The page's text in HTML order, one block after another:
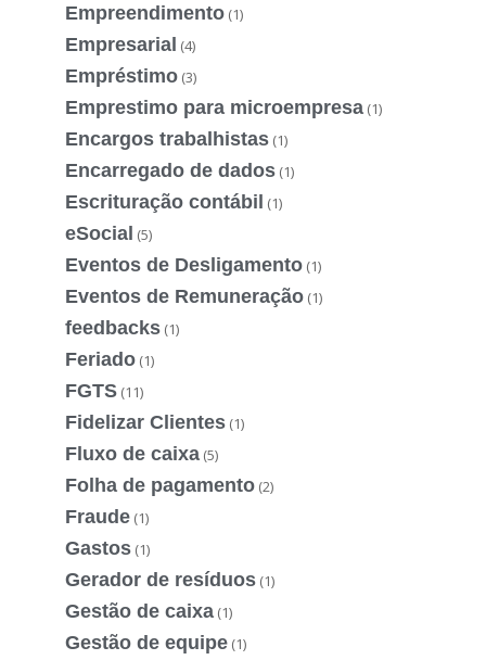
Empreendimento (1)
Empresarial (4)
Empréstimo (3)
Emprestimo para microempresa (1)
Encargos trabalhistas (1)
Encarregado de dados (1)
Escrituração contábil (1)
eSocial (5)
Eventos de Desligamento (1)
Eventos de Remuneração (1)
feedbacks (1)
Feriado (1)
FGTS (11)
Fidelizar Clientes (1)
Fluxo de caixa (5)
Folha de pagamento (2)
Fraude (1)
Gastos (1)
Gerador de resíduos (1)
Gestão de caixa (1)
Gestão de equipe (1)